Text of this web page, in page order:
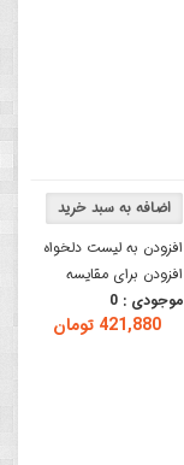
افزودن به لیست دلخواه
افزودن برای مقایسه
موجودی : 0
421,880 تومان